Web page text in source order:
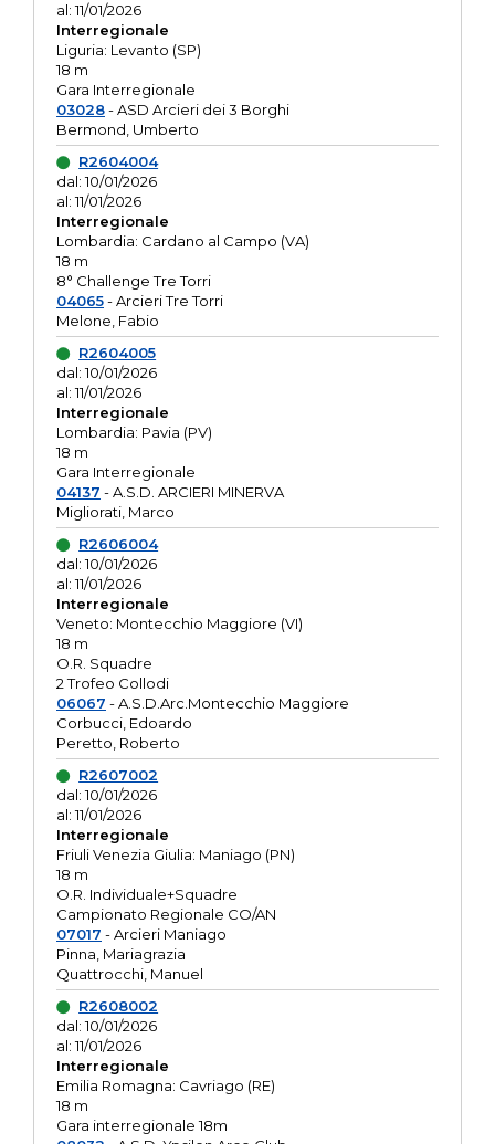
al: 11/01/2026
Interregionale
Liguria: Levanto (SP)
18 m
Gara Interregionale
03028- ASD Arcieri dei 3 Borghi
Bermond, Umberto
R2604004
dal: 10/01/2026
al: 11/01/2026
Interregionale
Lombardia: Cardano al Campo (VA)
18 m
8° Challenge Tre Torri
04065- Arcieri Tre Torri
Melone, Fabio
R2604005
dal: 10/01/2026
al: 11/01/2026
Interregionale
Lombardia: Pavia (PV)
18 m
Gara Interregionale
04137 - A.S.D. ARCIERI MINERVA
Migliorati, Marco
R2606004
dal: 10/01/2026
al: 11/01/2026
Interregionale
Veneto: Montecchio Maggiore (VI)
18 m
O.R. Squadre
2 Trofeo Collodi
06067 - A.S.D.Arc.Montecchio Maggiore
Corbucci, Edoardo
Peretto, Roberto
R2607002
dal: 10/01/2026
al: 11/01/2026
Interregionale
Friuli Venezia Giulia: Maniago (PN)
18 m
O.R. Individuale+Squadre
Campionato Regionale CO/AN
07017 - Arcieri Maniago
Pinna, Mariagrazia
Quattrocchi, Manuel
R2608002
dal: 10/01/2026
al: 11/01/2026
Interregionale
Emilia Romagna: Cavriago (RE)
18 m
Gara interregionale 18m